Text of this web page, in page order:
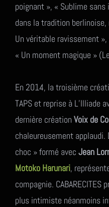
poignant », « Sublime
dans la tradition
Un véritable ravissement
« Un moment magique »
En 2014, la troisième
TAPS et reprise à L’Illiade
dernière création Voix de
chaleureusement applaudi.
choc » formé avec Jean
Motoko Harunari,
compagnie.
plus intimiste néanmoins